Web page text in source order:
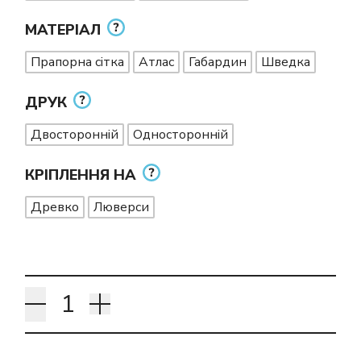
МАТЕРІАЛ
Прапорна сітка Атлас Габардин Шведка
ДРУК
Двосторонній Односторонній
КРІПЛЕННЯ НА
Древко Люверси